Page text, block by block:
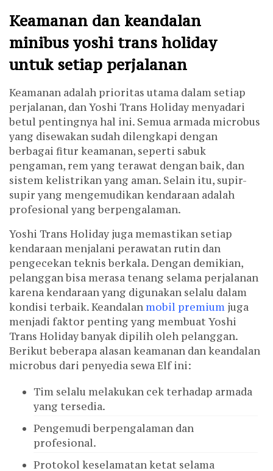
Keamanan dan keandalan
minibus yoshi trans holiday
untuk setiap perjalanan
Keamanan adalah prioritas utama dalam setiap
perjalanan, dan Yoshi Trans Holiday menyadari
betul pentingnya hal ini. Semua armada microbus
yang disewakan sudah dilengkapi dengan
berbagai fitur keamanan, seperti sabuk
pengaman, rem yang terawat dengan baik, dan
sistem kelistrikan yang aman. Selain itu, supir-
supir yang mengemudikan kendaraan adalah
profesional yang berpengalaman.
Yoshi Trans Holiday juga memastikan setiap
kendaraan menjalani perawatan rutin dan
pengecekan teknis berkala. Dengan demikian,
pelanggan bisa merasa tenang selama perjalanan
karena kendaraan yang digunakan selalu dalam
kondisi terbaik. Keandalanmobil premium juga
menjadi faktor penting yang membuat Yoshi
Trans Holiday banyak dipilih oleh pelanggan.
Berikut beberapa alasan keamanan dan keandalan
microbus dari penyedia sewa Elf ini:
Tim selalu melakukan cek terhadap armada
yang tersedia.
Pengemudi berpengalaman dan
profesional.
Protokol keselamatan ketat selama